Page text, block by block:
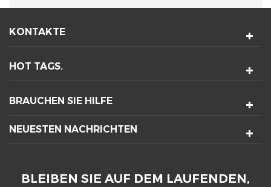
KONTAKTE
HOT TAGS.
BRAUCHEN SIE HILFE
NEUESTEN NACHRICHTEN
BLEIBEN SIE AUF DEM LAUFENDEN,